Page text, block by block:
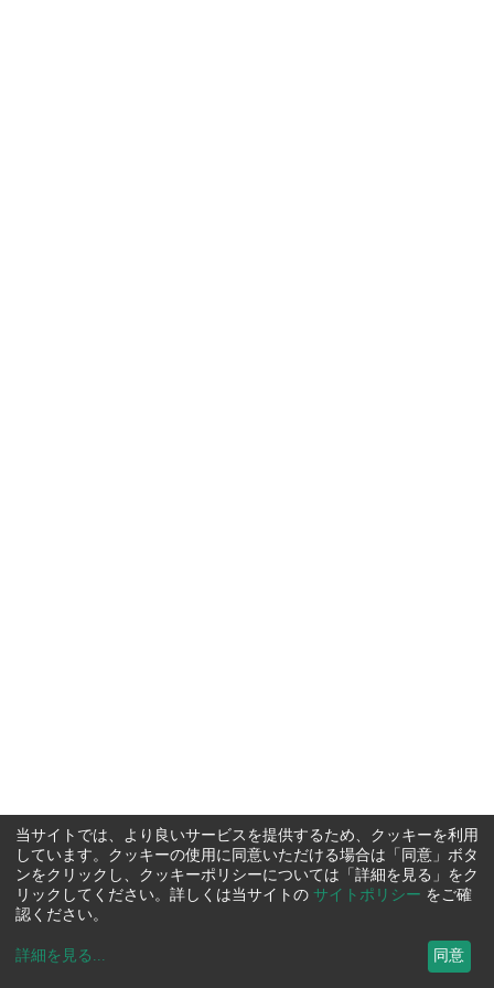
当サイトでは、より良いサービスを提供するため、クッキーを利用
しています。クッキーの使用に同意いただける場合は「同意」ボタ
ンをクリックし、クッキーポリシーについては「詳細を見る」をク
リックしてください。詳しくは当サイトの サイトポリシー をご確
認ください。
詳細を見る ... 同意